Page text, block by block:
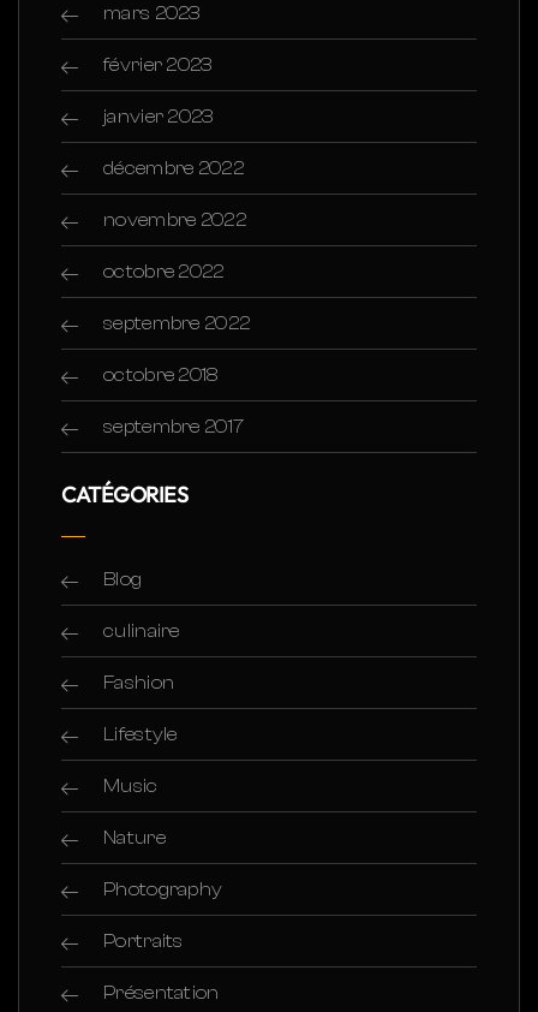
mars 2023
février 2023
janvier 2023
décembre 2022
novembre 2022
octobre 2022
septembre 2022
octobre 2018
septembre 2017
CATÉGORIES
Blog
culinaire
Fashion
Lifestyle
Music
Nature
Photography
Portraits
Présentation